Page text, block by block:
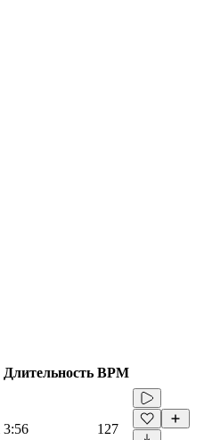
Длительность BPM
3:56 127